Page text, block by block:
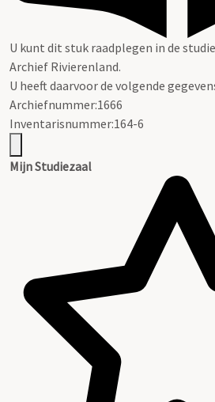
U kunt dit stuk raadplegen in de
Archief Rivierenland.
U heeft daarvoor de volgende
Archiefnummer:1666
Inventarisnummer:164-6
Mijn Studiezaal